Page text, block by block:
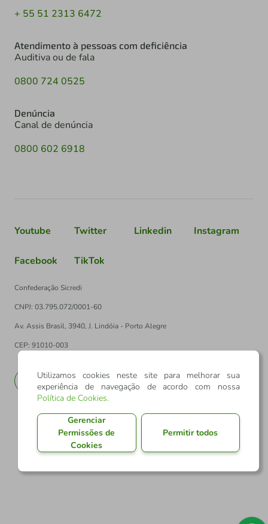
+ 55 51 2313 6472
Atendimento à pessoas com deficiência
Auditiva ou de fala
0800 724 0525
Denúncia
Canal de denúncia
0800 602 6918
Youtube Twitter Linkedin Instagram
Facebook TikTok
Confederação Sicredi
CNPJ: 03.795.072/0001-60
Av. Assis Brasil, 3940, J. Lindóia - Porto Alegre
CEP: 91010-003
EN
Utilizamos cookies neste site para melhorar sua
experiência de navegação de acordo com nossa
Política de Cookies.
Gerenciar
Permissões de
Cookies
Permitir todos